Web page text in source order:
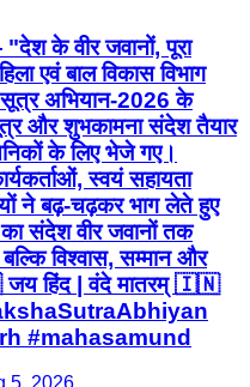
के वीर जवानों, पूरा
एवं बाल विकास विभाग
सूत्र अभियान-2026 के
और शुभकामना संदेश तैयार
के लिए भेजे गए।
स्वयं सहायता
ने बढ़-चढ़कर भाग लेते हुए
संदेश वीर जवानों तक
बल्कि विश्वास, सम्मान और
जय हिंद | वंदे मातरम् 🇮🇳
#mahasamund